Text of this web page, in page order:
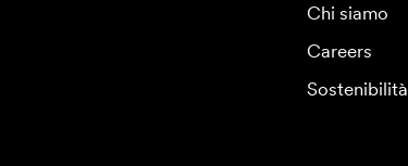
Chi siamo
Careers
Sostenibilità